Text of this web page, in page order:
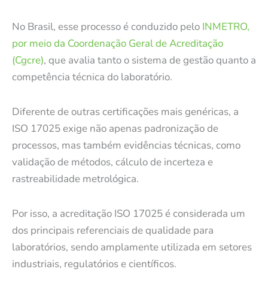
No Brasil, esse processo é conduzido pelo INMETRO,
por meio da Coordenação Geral de Acreditação
(Cgcre), que avalia tanto o sistema de gestão quanto a
competência técnica do laboratório.
Diferente de outras certificações mais genéricas, a
ISO 17025 exige não apenas padronização de
processos, mas também evidências técnicas, como
validação de métodos, cálculo de incerteza e
rastreabilidade metrológica.
Por isso, a acreditação ISO 17025 é considerada um
dos principais referenciais de qualidade para
laboratórios, sendo amplamente utilizada em setores
industriais, regulatórios e científicos.